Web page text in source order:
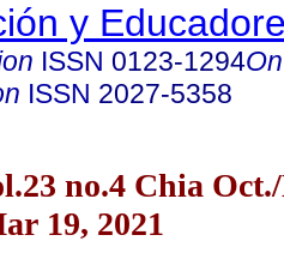
y
ISSN 0123-1294
ISSN 2027-5358
no.4 Chia Oct./
19, 2021